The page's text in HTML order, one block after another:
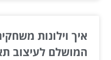
איך וילונות
המושלם לעיצוב